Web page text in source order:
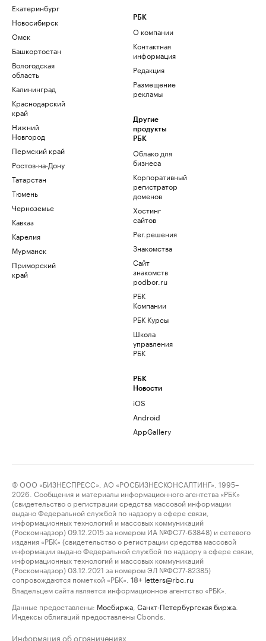
Екатеринбург
Новосибирск
Омск
Башкортостан
Вологодская
область
Калининград
Краснодарский
край
Нижний
Новгород
Пермский край
Ростов-на-Дону
Татарстан
Тюмень
Черноземье
Кавказ
Карелия
Мурманск
Приморский
край
РБК
О компании
Контактная
информация
Редакция
Размещение
рекламы
Другие
продукты
РБК
Облако для
бизнеса
Корпоративный
регистратор
доменов
Хостинг
сайтов
Рег.решения
Знакомства
Сайт
знакомств
podbor.ru
РБК
Компании
РБК Курсы
Школа
управления
РБК
РБК
Новости
iOS
Android
AppGallery
© ООО «БИЗНЕСПРЕСС», АО «РОСБИЗНЕСКОНСАЛТИНГ», 1995–
2026. Сообщения и материалы информационного агентства «РБК»
(свидетельство о регистрации средства массовой информации
выдано Федеральной службой по надзору в сфере связи,
информационных технологий и массовых коммуникаций
(Роскомнадзор) 09.12.2015 за номером ИА №ФС77-63848) и сетевого
издания «РБК» (свидетельство о регистрации средства массовой
информации выдано Федеральной службой по надзору в сфере связи,
информационных технологий и массовых коммуникаций
(Роскомнадзор) 03.12.2021 за номером ЭЛ №ФС77-82385)
сопровождаются пометкой «РБК».
18+ letters@rbc.ru
Владельцем сайта является информационное агентство «РБК».
Данные предоставлены: Мосбиржа Санкт-Петербургская биржа
Индексы облигаций предоставлены Cbonds.
Информация об ограничениях